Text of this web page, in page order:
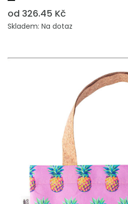
od 326.45 Kč
Skladem: Na dotaz